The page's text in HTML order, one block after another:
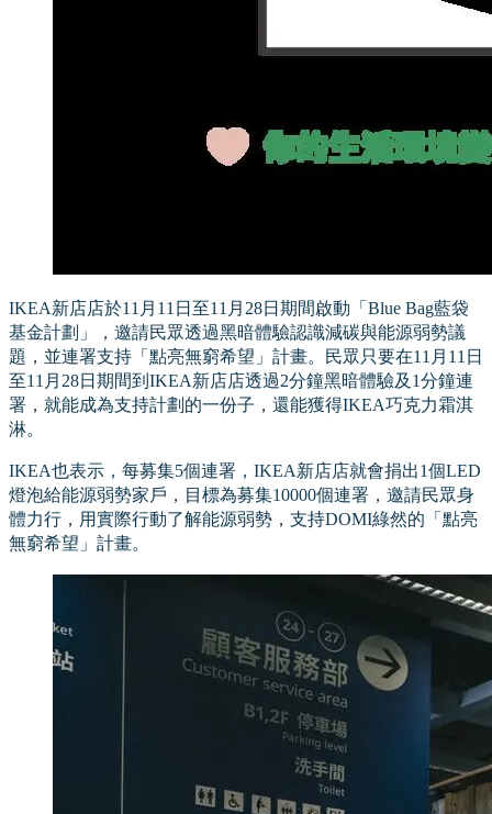
IKEA新店店於11月11日至11月28日期間啟動「Blue Bag藍袋
基金計劃」，邀請民眾透過黑暗體驗認識減碳與能源弱勢議
題，並連署支持「點亮無窮希望」計畫。民眾只要在11月11日
至11月28日期間到IKEA新店店透過2分鐘黑暗體驗及1分鐘連
署，就能成為支持計劃的一份子，還能獲得IKEA巧克力霜淇
淋。
IKEA也表示，每募集5個連署，IKEA新店店就會捐出1個LED
燈泡給能源弱勢家戶，目標為募集10000個連署，邀請民眾身
體力行，用實際行動了解能源弱勢，支持DOMI綠然的「點亮
無窮希望」計畫。